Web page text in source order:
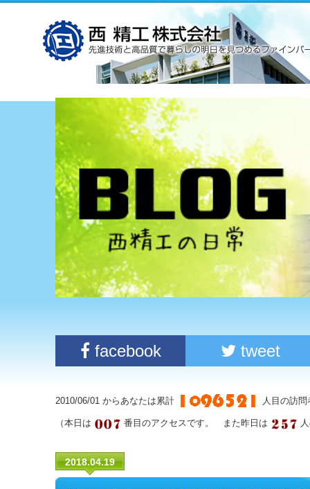
facebook tweet
2010/06/01 からあなたは累計 人目の訪
（本日は 番目のアクセスです。 また昨日は
2018.04.19